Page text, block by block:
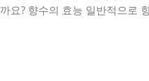
요? 향수의 효능 일반적으